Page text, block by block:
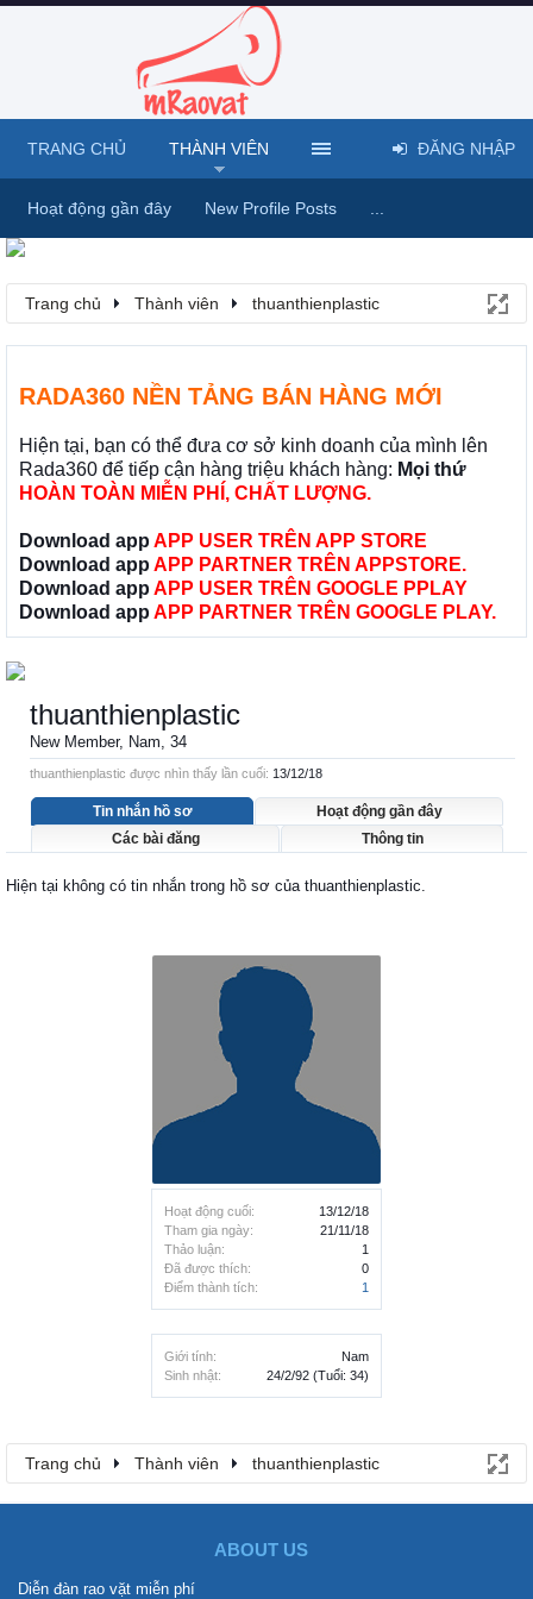
Trang chủ Thành viên thuanthienplastic
RADA360 NỀN TẢNG BÁN HÀNG MỚI
Hiện tại, bạn có thể đưa cơ sở kinh doanh của mình lên
Rada360 để tiếp cận hàng triệu khách hàng: Mọi thứ
HOÀN TOÀN MIỄN PHÍ, CHẤT LƯỢNG.
Download app APP USER TRÊN APP STORE
Download app APP PARTNER TRÊN APPSTORE.
Download app APP USER TRÊN GOOGLE PPLAY
Download app APP PARTNER TRÊN GOOGLE PLAY.
Hoạt động cuối:
13/12/18
Tham gia ngày:
21/11/18
Thảo luận:
1
Đã được thích:
0
Điểm thành tích:
1
Giới tính:
Nam
Sinh nhật:
24/2/92 (Tuổi: 34)
thuanthienplastic
New Member, Nam, 34
thuanthienplastic được nhìn thấy lần cuối: 13/12/18
Tin nhắn hồ sơ
Hoạt động gần đây
Các bài đăng
Thông tin
Hiện tại không có tin nhắn trong hồ sơ của thuanthienplastic.
Trang chủ Thành viên thuanthienplastic
TRANG CHỦ THÀNH VIÊN
Hoạt động gần đây New Profile Posts
ĐĂNG NHẬP
ABOUT US
Diễn đàn rao vặt miễn phí